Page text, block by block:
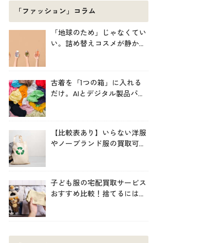
「ファッション」コラム
「地球のため」じゃなくてい
い。詰め替えコスメが静かに
古着を「1つの箱」に入れる
だけ。AIとデジタル製品パス
【比較表あり】いらない洋服
やノーブランド服の買取可能
子ども服の宅配買取サービス
おすすめ比較！捨てるにはも